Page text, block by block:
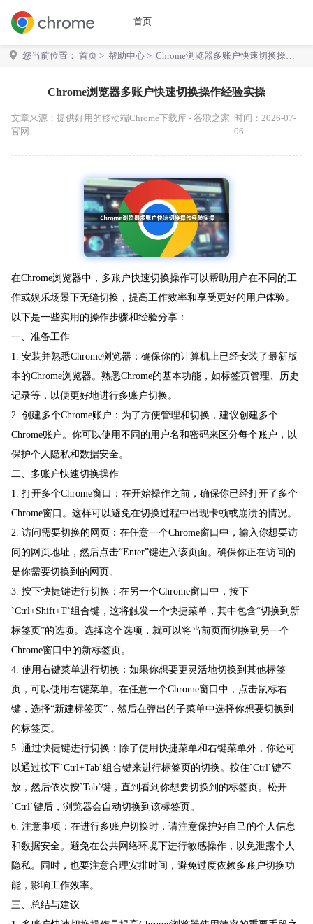
首页
您当前位置： 首页 > 帮助中心 > Chrome浏览器多账户快速切换操作
Chrome浏览器多账户快速切换操作经验实操
文章来源： 提供好用的移动端Chrome下载库 - 谷歌之家
官网
时间：2026-07-
06
在Chrome浏览器中，多账户快速切换操作可以帮助用户在不同的工
作或娱乐场景下无缝切换，提高工作效率和享受更好的用户体验。
以下是一些实用的操作步骤和经验分享：
一、准备工作
1. 安装并熟悉Chrome浏览器：确保你的计算机上已经安装了最新版
本的Chrome浏览器。熟悉Chrome的基本功能，如标签页管理、历史
记录等，以便更好地进行多账户切换。
2. 创建多个Chrome账户：为了方便管理和切换，建议创建多个
Chrome账户。你可以使用不同的用户名和密码来区分每个账户，以
保护个人隐私和数据安全。
二、多账户快速切换操作
1. 打开多个Chrome窗口：在开始操作之前，确保你已经打开了多个
Chrome窗口。这样可以避免在切换过程中出现卡顿或崩溃的情况。
2. 访问需要切换的网页：在任意一个Chrome窗口中，输入你想要访
问的网页地址，然后点击“Enter”键进入该页面。确保你正在访问的
是你需要切换到的网页。
3. 按下快捷键进行切换：在另一个Chrome窗口中，按下
`Ctrl+Shift+T`组合键，这将触发一个快捷菜单，其中包含“切换到新
标签页”的选项。选择这个选项，就可以将当前页面切换到另一个
Chrome窗口中的新标签页。
4. 使用右键菜单进行切换：如果你想要更灵活地切换到其他标签
页，可以使用右键菜单。在任意一个Chrome窗口中，点击鼠标右
键，选择“新建标签页”，然后在弹出的子菜单中选择你想要切换到
的标签页。
5. 通过快捷键进行切换：除了使用快捷菜单和右键菜单外，你还可
以通过按下`Ctrl+Tab`组合键来进行标签页的切换。按住`Ctrl`键不
放，然后依次按`Tab`键，直到看到你想要切换到的标签页。松开
`Ctrl`键后，浏览器会自动切换到该标签页。
6. 注意事项：在进行多账户切换时，请注意保护好自己的个人信息
和数据安全。避免在公共网络环境下进行敏感操作，以免泄露个人
隐私。同时，也要注意合理安排时间，避免过度依赖多账户切换功
能，影响工作效率。
三、总结与建议